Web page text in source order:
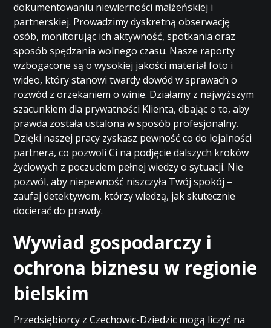
dokumentowaniu niewierności małżeńskiej i
partnerskiej. Prowadzimy dyskretną obserwację
osób, monitorując ich aktywność, spotkania oraz
sposób spędzania wolnego czasu. Nasze raporty
wzbogacone są o wysokiej jakości materiał foto i
wideo, który stanowi twardy dowód w sprawach o
rozwód z orzekaniem o winie. Działamy z najwyższym
szacunkiem dla prywatności Klienta, dbając o to, aby
prawda została ustalona w sposób profesjonalny.
Dzięki naszej pracy zyskasz pewność co do lojalności
partnera, co pozwoli Ci na podjęcie dalszych kroków
życiowych z poczuciem pełnej wiedzy o sytuacji. Nie
pozwól, aby niepewność niszczyła Twój spokój –
zaufaj detektywom, którzy wiedzą, jak skutecznie
docierać do prawdy.
Wywiad gospodarczy i
ochrona biznesu w regionie
bielskim
Przedsiębiorcy z Czechowic-Dziedzic mogą liczyć na